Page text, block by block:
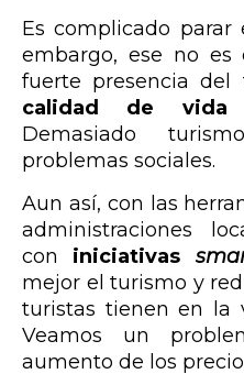
Es complicado parar
embargo, ese no es
fuerte presencia del
calidad de vida
Demasiado
problemas sociales.
Aun así, con las
administraciones
con iniciativas
mejor el turismo y
turistas tienen en la
Veamos un
aumento de los